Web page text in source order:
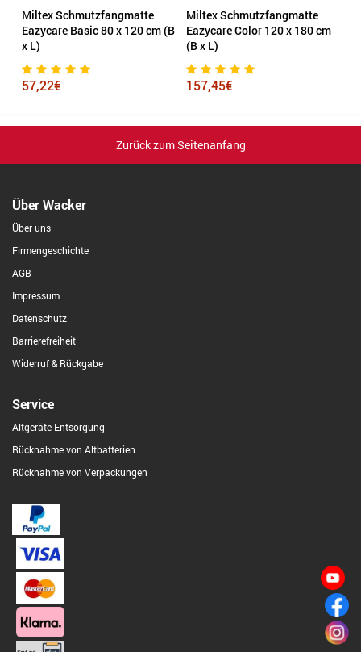
Miltex Schmutzfangmatte
Eazycare Basic 80 x 120 cm (B
x L)
57,22€
Miltex Schmutzfangmatte
Eazycare Color 120 x 180 cm
(B x L)
157,45€
Zurück zum Seitenanfang
Über Wacker
Über uns
Firmengeschichte
AGB
Impressum
Datenschutz
Barrierefreiheit
Widerruf & Rückgabe
Service
Altgeräte-Entsorgung
Rücknahme von Altbatterien
Rücknahme von Verpackungen